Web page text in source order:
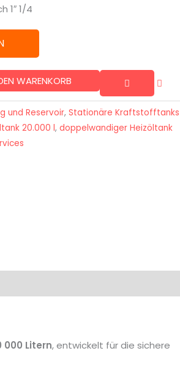
1″ 1/4
WARENKORB
und Reservoir, Stationäre Kraftstofftanks
20.000 l, doppelwandiger Heizöltank
000 Litern, entwickelt für die sichere